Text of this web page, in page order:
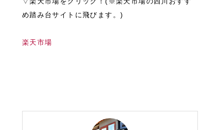
め踏み台サイトに飛びます。)
楽天市場